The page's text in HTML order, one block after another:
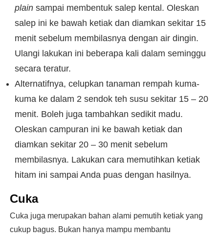
plain sampai membentuk salep kental. Oleskan
salep ini ke bawah ketiak dan diamkan sekitar 15
menit sebelum membilasnya dengan air dingin.
Ulangi lakukan ini beberapa kali dalam seminggu
secara teratur.
Alternatifnya, celupkan tanaman rempah kuma-
kuma ke dalam 2 sendok teh susu sekitar 15 – 20
menit. Boleh juga tambahkan sedikit madu.
Oleskan campuran ini ke bawah ketiak dan
diamkan sekitar 20 – 30 menit sebelum
membilasnya. Lakukan cara memutihkan ketiak
hitam ini sampai Anda puas dengan hasilnya.
Cuka
Cuka juga merupakan bahan alami pemutih ketiak yang
cukup bagus. Bukan hanya mampu membantu